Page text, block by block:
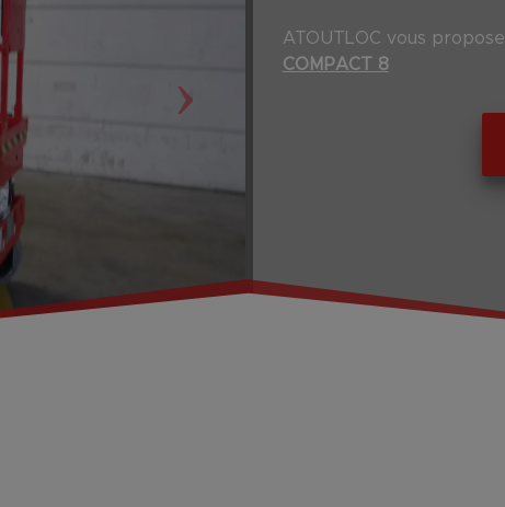
›
ATOUTLOC vous
COMPACT 8